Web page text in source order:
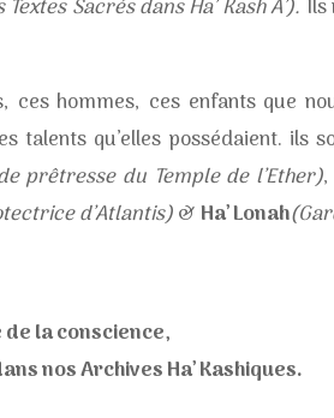
Sacrés dans Ha’ Kash A’).
ces hommes, ces enfants que
qu’elles possédaient. ils
prêtresse du Temple de l’Ether),
d’Atlantis)&Ha’ Lonah
la conscience,
nos Archives Ha’ Kashiques.